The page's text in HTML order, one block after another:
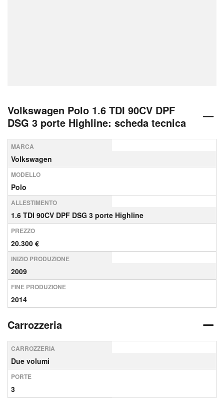
Volkswagen Polo 1.6 TDI 90CV DPF
DSG 3 porte Highline: scheda tecnica
MARCA
Volkswagen
MODELLO
Polo
ALLESTIMENTO
1.6 TDI 90CV DPF DSG 3 porte Highline
PREZZO
20.300 €
INIZIO PRODUZIONE
2009
FINE PRODUZIONE
2014
Carrozzeria
CARROZZERIA
Due volumi
PORTE
3